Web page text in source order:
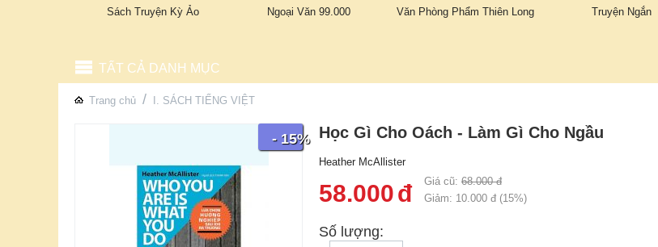
Sách Truyện Kỳ Ảo Ngoại Văn 99.000 Văn Phòng Phẩm Thiên Long Truyện Ngắn
TẤT CẢ DANH MỤC
Trang chủ / I. SÁCH TIẾNG VIỆT
- 15% Học Gì Cho Oách - Làm Gì Cho Ngầu
Heather McAllister
58.000đ Giá cũ: 68.000 đ
Giảm: 10.000 đ (15%)
Số lượng: